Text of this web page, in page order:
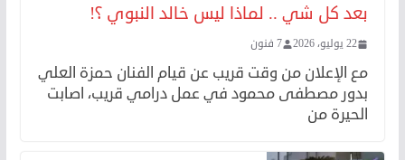
بعد كل شي .. لماذا ليس خالد النبوي ؟!
22 يوليو، 2026 7 فنون
مع الإعلان من وقت قريب عن قيام الفنان حمزة العلي
بدور مصطفى محمود في عمل درامي قريب، اصابت
الحيرة من